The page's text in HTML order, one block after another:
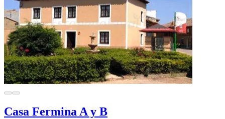
Casa Fermina A y B